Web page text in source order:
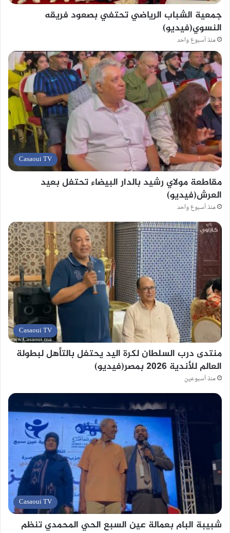
جمعية الشباب الرياضي تحتفي بصعود فريقه
النسوي(فيديو)
منذ أسبوع واحد
Casaoui TV
مقاطعة مولاي رشيد بالدار البيضاء تحتفل بعيد
العرش(فيديو)
منذ أسبوع واحد
Casaoui TV
منتدى درب السلطان لكرة اليد يحتفل بالتأهل لبطولة
العالم للأندية 2026 بمصر(فيديو)
منذ أسبوعين
Casaoui TV
شبيبة البام بعمالة عين السبع الحي المحمدي تنظم